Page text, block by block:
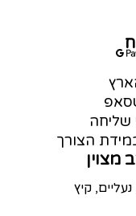
שליחה
הצורך
מצוין
נעליים, קיץ